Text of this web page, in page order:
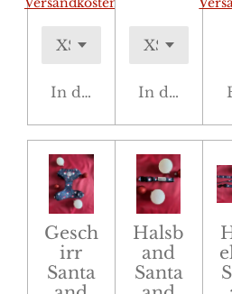
In den Warenkorb
In den
Gesch
irr
Santa
Halsb
and
Santa